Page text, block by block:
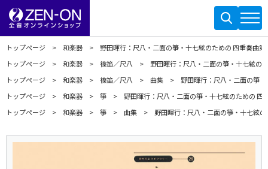
トップページ 和楽器
野田暉行：尺八・二面の箏・十七絃のための 四重奏曲第
トップページ
和楽器 篠笛／尺八
野田暉行：尺八・二面の箏・十七絃の
トップページ
和楽器 篠笛／尺八 曲集
野田暉行：尺八・二面の箏
トップページ
和楽器 箏
野田暉行：尺八・二面の箏・十七絃のための 四
トップページ
和楽器 箏 曲集 野田暉行：尺八・二面の箏・十七絃